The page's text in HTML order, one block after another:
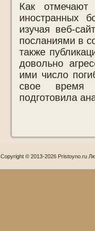
Как отмечают
иностранных
изучая веб-
посланиями в
также
довольно
ими число
свое время
подготовила
Copyright © 2013-2026 Pristoyno.ru